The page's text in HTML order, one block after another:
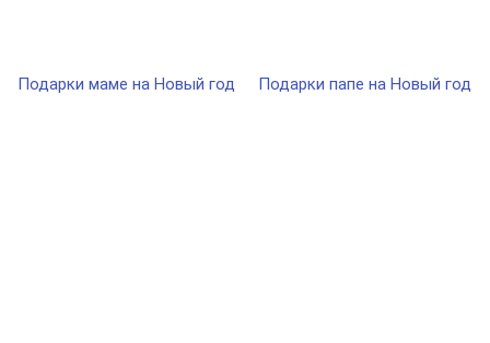
Подарки маме на Новый год Подарки папе на Новый год